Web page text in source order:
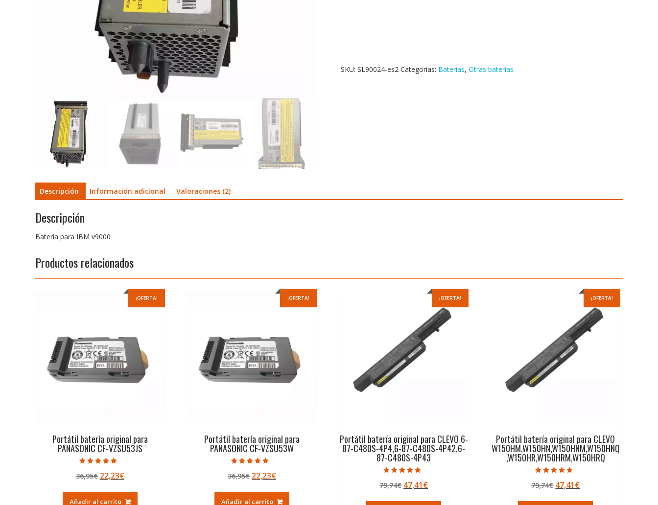
SKU: SL90024-es2 Categorías: Baterías, Otras baterías
Descripción Información adicional Valoraciones (2)
Descripción
Batería para IBM v9000
Productos relacionados
¡OFERTA!
Portátil batería original para
PANASONIC CF-VZSU53JS
5.00
de 5
36,95€ El
original
22,23€El
actual
Añadir al carrito
¡OFERTA!
Portátil batería original para
PANASONIC CF-VZSU53W
5.00
de 5
36,95€ El
original
22,23€El
actual
Añadir al carrito
¡OFERTA!
Portátil batería original para CLEVO 6-
87-C480S-4P4,6-87-C480S-4P42,6-
87-C480S-4P43
5.00
de 5
79,74€ El
47,41€El
¡OFERTA!
Portátil batería original para CLEVO
W150HM,W150HN,W150HNM,W150HNQ
,W150HR,W150HRM,W150HRQ
5.00
de 5
79,74€ El
47,41€El